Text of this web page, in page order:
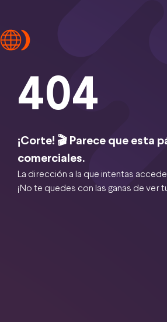
404
¡Corte! 🎬 Parece que esta
comerciales.
La dirección a la que intentas
¡No te quedes con las ganas de ver